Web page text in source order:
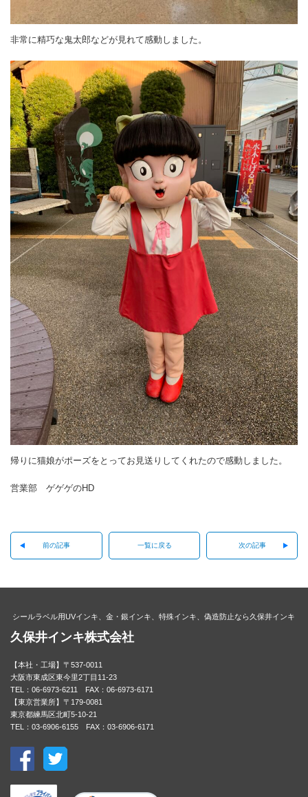
非常に精巧な鬼太郎などが見れて感動しました。
帰りに猫娘がポーズをとってお見送りしてくれたので感動しました。
営業部 ゲゲゲのHD
前の記事 一覧に戻る 次の記事
シールラベル用UVインキ、金・銀インキ、特殊インキ、偽造防止なら久保井インキ
久保井インキ株式会社
【本社・工場】〒537-0011
大阪市東成区東今里2丁目11-23
TEL：06-6973-6211 FAX：06-6973-6171
【東京営業所】〒179-0081
東京都練馬区北町5-10-21
TEL：03-6906-6155 FAX：03-6906-6171